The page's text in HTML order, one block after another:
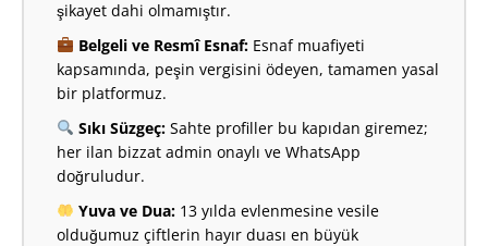
şikayet dahi olmamıştır.
Belgeli ve Resmî Esnaf:Esnaf muafiyeti
kapsamında, peşin vergisini ödeyen, tamamen yasal
bir platformuz.
Sıkı Süzgeç:Sahte profiller bu kapıdan giremez;
her ilan bizzat admin onaylı ve WhatsApp
doğruludur.
Yuva ve Dua:13 yılda evlenmesine vesile
olduğumuz çiftlerin hayır duası en büyük